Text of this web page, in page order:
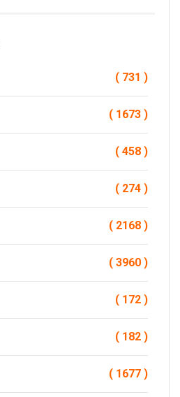
( 731 )
( 1673 )
( 458 )
( 274 )
( 2168 )
( 3960 )
( 172 )
( 182 )
( 1677 )